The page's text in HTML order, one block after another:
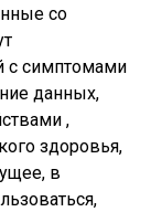
со
с симптомами
данных,
,
здоровья,
в